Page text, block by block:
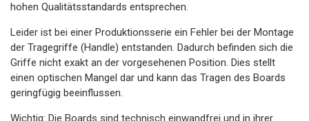
hohen Qualitätsstandards entsprechen.
Leider ist bei einer Produktionsserie ein Fehler bei der Montage
der Tragegriffe (Handle) entstanden. Dadurch befinden sich die
Griffe nicht exakt an der vorgesehenen Position. Dies stellt
einen optischen Mangel dar und kann das Tragen des Boards
geringfügig beeinflussen.
Wichtig: Die Boards sind technisch einwandfrei und in ihrer